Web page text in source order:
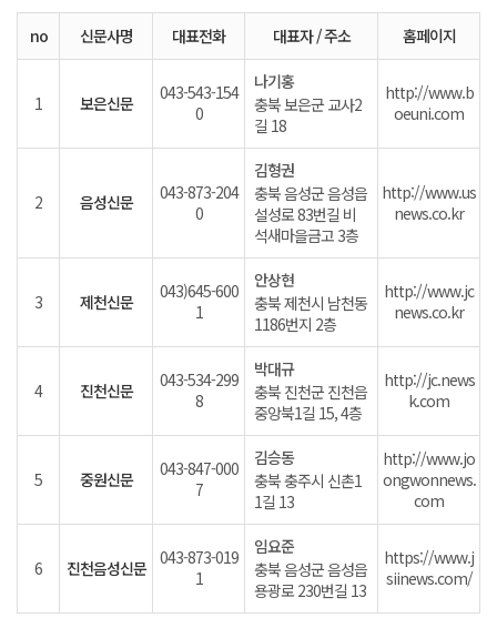
no 신문사명 대표전화 대표자 / 주소 홈페이지
1 보은신문
043-543-154
0
나기홍
충북 보은군 교사2
길 18
http://www.b
oeuni.com
2 음성신문
043-873-204
0
김형권
충북 음성군 음성읍
설성로 83번길 비
석새마을금고 3층
http://www.us
news.co.kr
3 제천신문
043)645-600
1
안상현
충북 제천시 남천동
1186번지 2층
http://www.jc
news.co.kr
4 진천신문
043-534-299
8
박대규
충북 진천군 진천읍
중앙북1길 15, 4층
http://jc.news
k.com
5 중원신문
043-847-000
7
김승동
충북 충주시 신촌1
1길 13
http://www.jo
ongwonnews.
com
6 진천음성신문
043-873-019
1
임요준
충북 음성군 음성읍
용광로 230번길 13
https://www.j
siinews.com/